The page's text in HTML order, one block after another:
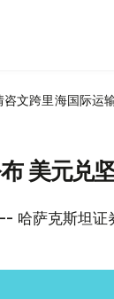
咨文跨里海国际运
美元兑
哈萨克斯坦证